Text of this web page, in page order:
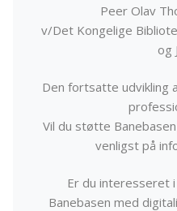
Peer Olav
v/Det Kongelige
og
Den fortsatte udvikling
Vil du støtte
venligst på
Er du interesseret
Banebasen med